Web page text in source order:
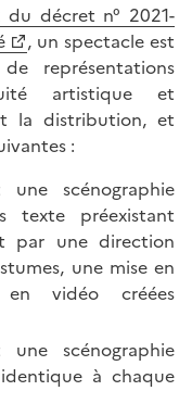
décret n° 2021-
, un spectacle est
représentations
artistique et
la distribution, et
:
scénographie
texte préexistant
par une direction
une mise en
vidéo créées
scénographie
à chaque